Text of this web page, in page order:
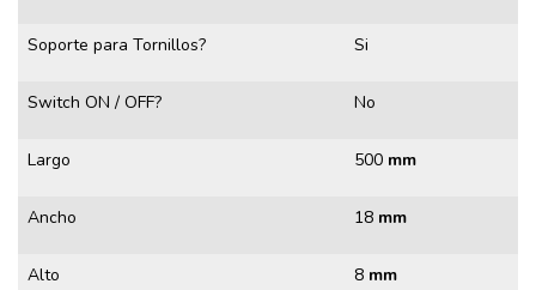
Soporte para Tornillos? Si
Switch ON / OFF? No
Largo 500 mm
Ancho 18 mm
Alto 8 mm